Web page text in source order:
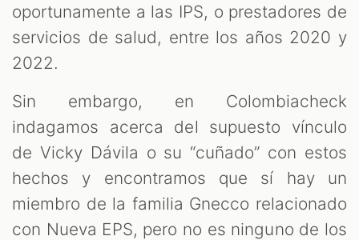
oportunamente a las IPS, o prestadores de
servicios de salud, entre los años 2020 y
2022.
Sin embargo, en Colombiacheck
indagamos acerca del supuesto vínculo
de Vicky Dávila o su “cuñado” con estos
hechos y encontramos que sí hay un
miembro de la familia Gnecco relacionado
con Nueva EPS, pero no es ninguno de los